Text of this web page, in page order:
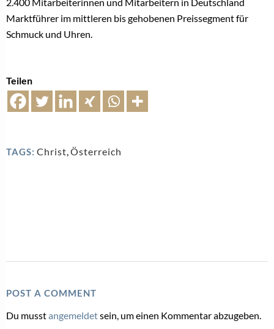
Marktführer im mittleren bis gehobenen Preissegment für
Schmuck und Uhren.
Teilen
TAGS: Christ,Österreich
POST A COMMENT
Du musstangemeldetsein, um einen Kommentar abzugeben.